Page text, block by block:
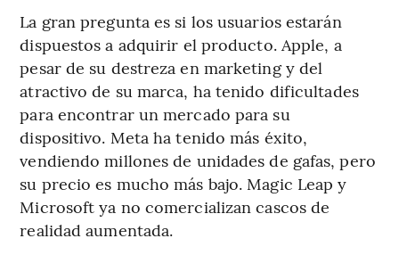
La gran pregunta es si los usuarios estarán
dispuestos a adquirir el producto. Apple, a
pesar de su destreza en marketing y del
atractivo de su marca, ha tenido dificultades
para encontrar un mercado para su
dispositivo. Meta ha tenido más éxito,
vendiendo millones de unidades de gafas, pero
su precio es mucho más bajo. Magic Leap y
Microsoft ya no comercializan cascos de
realidad aumentada.